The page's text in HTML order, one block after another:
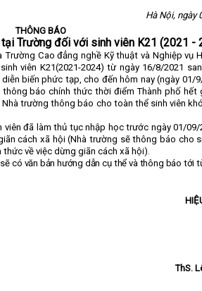
Hà Nội, ngày
THÔNG BÁO
Trường đối với sinh viên K21 (2021 -
Cao đẳng nghề Kỹ thuật và Nghiệp vụ
viên K21(2021-2024) từ ngày 16/8/2021
biến phức tạp, cho đến hôm nay (ngày 01/
báo chính thức thời điểm Thành phố hết
Nhà trường thông báo cho toàn thể sinh viên
đã làm thủ tục nhập học trước ngày 01/
cách xã hội (Nhà trường sẽ thông báo cho
về việc dừng giãn cách xã hội).
có văn bản hướng dẫn cụ thể và thông báo tới
ThS.